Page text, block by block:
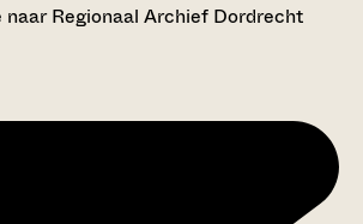
Regionaal Archief Dordrecht